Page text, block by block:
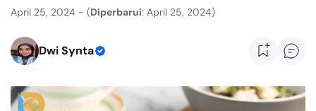
April 25, 2024 - (Diperbarui: April 25, 2024)
Dwi Synta